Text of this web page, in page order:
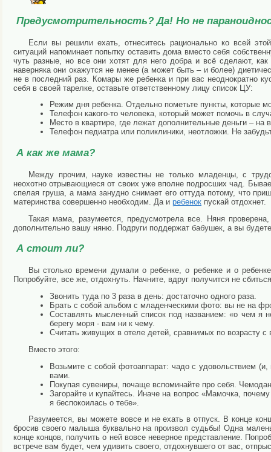
Предусмотрительность? Да! Но не
Если вы решили ехать, отнеситесь рационально ко всей
ситуаций напоминает попытку оставить дома вместо себя
чуть разные, но все они хотят для него добра и всё сделают,
наверняка они окажутся не менее (а может быть – и более)
не в последний раз. Комары же ребенка и при вас неоднократно
себя в своей тарелке, оставьте ответственному лицу список ЦУ:
Режим дня ребенка. Отдельно пометьте пункты, которые
Телефон какого-то человека, который может помочь в
Место в квартире, где лежат дополнительные деньги – на
Телефон педиатра или поликлиники, неотложки. Не
А как же мама?
Между прочим, науке известны не только младенцы, с
неохотно отрывающиеся от своих уже вполне подросших чад.
спелая груша, а мама занудно снимает его оттуда потому, что
материнства совершенно необходим. Да и ребенок пускай отдохнет.
Такая мама, разумеется, предусмотрела все. Няня
дополнительно вашу няню. Подруги поддержат бабушек, а вы
А стоит ли?
Вы столько времени думали о ребенке, о ребенке и о
Попробуйте, все же, отдохнуть. Начните, вдруг получится не
Звонить туда по 3 раза в день: достаточно одного раза.
Брать с собой альбом с младенческими фото: вы не на
Составлять мыcленный список под названием: «о чем я
берегу моря - вам ни к чему.
Считать живущих в отеле детей, сравнимых по возрасту
Вместо этого:
Возьмите с собой фотоаппарат: чадо с удовольствием
вами.
Покупая сувениры, почаще вспоминайте про себя.
Загорайте и купайтесь. Иначе на вопрос «Мамочка,
я беспокоилась о тебе».
Разумеется, вы можете вовсе и не ехать в отпуск. В конце
бросив своего малыша буквально на произвол судьбы! Одна
конце концов, получить о ней вовсе неверное представление.
встрече вам будет, чем удивить своего, отдохнувшего от вас,